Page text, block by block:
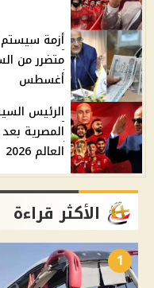
متضرر من
أغسطس
الرئيس
المصرية
العالم 2026
الأكثر قراءة
1